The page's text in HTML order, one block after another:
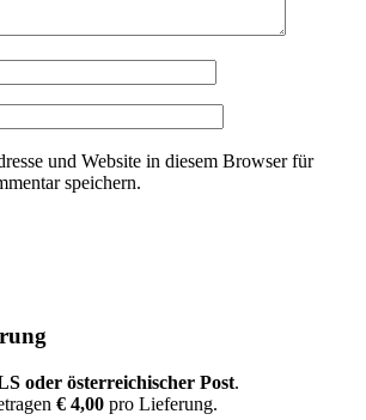
und Website in diesem Browser für
speichern.
oder österreichischer Post.
€ 4,00 pro Lieferung.